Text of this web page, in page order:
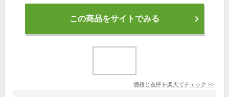
この商品をサイトでみる
価格と在庫を楽天でチェック >>